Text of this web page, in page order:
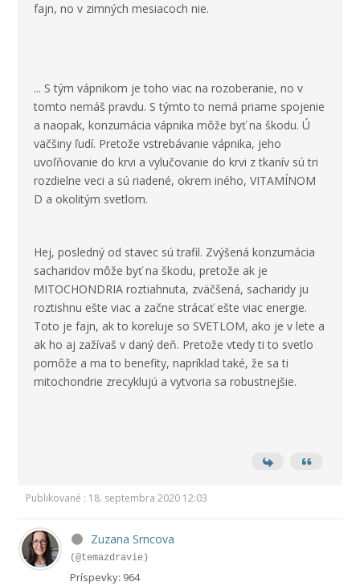
fajn, no v zimných mesiacoch nie.
... S tým vápnikom je toho viac na rozoberanie, no v
tomto nemáš pravdu. S týmto to nemá priame spojenie
a naopak, konzumácia vápnika môže byť na škodu. Ú
väčšiny ľudí. Pretože vstrebávanie vápnika, jeho
uvoľňovanie do krvi a vylučovanie do krvi z tkanív sú tri
rozdielne veci a sú riadené, okrem iného, VITAMÍNOM
D a okolitým svetlom.
Hej, posledný od stavec sú trafil. Zvýšená konzumácia
sacharidov môže byť na škodu, pretože ak je
MITOCHONDRIA roztiahnuta, zväčšená, sacharidy ju
roztishnu ešte viac a začne strácať ešte viac energie.
Toto je fajn, ak to koreluje so SVETLOM, ako je v lete a
ak ho aj zažívaš v daný deň. Pretože vtedy ti to svetlo
pomôže a ma to benefity, napríklad také, že sa ti
mitochondrie zrecyklujú a vytvoria sa robustnejšie.
Publikované : 18. septembra 2020 12:03
Zuzana Srncova
(@temazdravie)
Príspevky: 964